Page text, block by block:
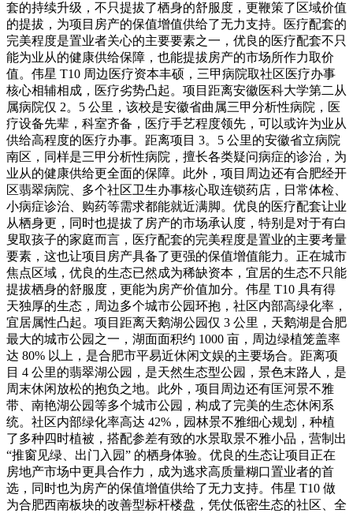
套的持续升级，不只提拔了栖身的舒服度，更鞭策了区域价值
的提拔，为项目房产的保值增值供给了无力支持。医疗配套的
完美程度是置业者关心的主要要素之一，优良的医疗配套不只
能为业从的健康供给保障，也能提拔房产的市场所作力取价
值。伟星 T10 周边医疗资本丰硕，三甲病院取社区医疗办事
核心相辅相成，医疗劣势凸起。项目距离安徽医科大学第二从
属病院仅 2。5 公里，该校是安徽省曲属三甲分析性病院，医
疗设备先辈，科室齐备，医疗手艺程度领先，可以或许为业从
供给高程度的医疗办事。距离项目 3。5 公里的安徽省立病院
南区，同样是三甲分析性病院，擅长各类疑问病症的诊治，为
业从的健康供给更全面的保障。此外，项目周边还有合肥经开
区翡翠病院、多个社区卫生办事核心取连锁药店，日常体检、
小病症诊治、购药等需求都能就近满脚。优良的医疗配套让业
从栖身更，同时也提拔了房产的市场承认度，特别是对于有白
叟取孩子的家庭而言，医疗配套的完美程度是置业的主要考量
要素，这也让项目房产具备了更强的保值增值能力。正在城市
焦点区域，优良的生态已然成为稀缺资本，宜居的生态不只能
提拔栖身的舒服度，更能为房产价值加分。伟星 T10 具有得
天独厚的生态，周边多个城市公园环抱，社区内部高绿化率，
宜居属性凸起。项目距离天鹅湖公园仅 3 公里，天鹅湖是合肥
最大的城市公园之一，湖面面积约 1000 亩，周边绿植笼盖率
达 80% 以上，是合肥市平易近休闲文娱的主要场合。距离项
目 4 公里的翡翠湖公园，是天然生态型公园，景色末路人，是
周末休闲放松的抱负之地。此外，项目周边还有匡河景不雅
带、南艳湖公园等多个城市公园，构成了完美的生态休闲系
统。社区内部绿化率高达 42%，园林景不雅细心规划，种植
了多种四时植被，搭配参差有致的水景取景不雅小品，营制出
“推窗见绿、出门入园” 的栖身体验。优良的生态让项目正在
房地产市场中更具合作力，成为逃求高质量糊口置业者的首
选，同时也为房产的保值增值供给了无力支持。伟星 T10 做
为合肥西南板块的改善型标杆楼盘，凭仗低密生态的社区、全